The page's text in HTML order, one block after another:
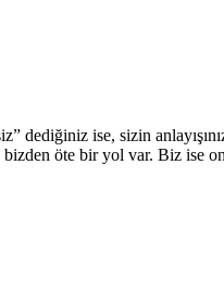
dediğiniz ise, sizin
öte bir yol var. Biz ise